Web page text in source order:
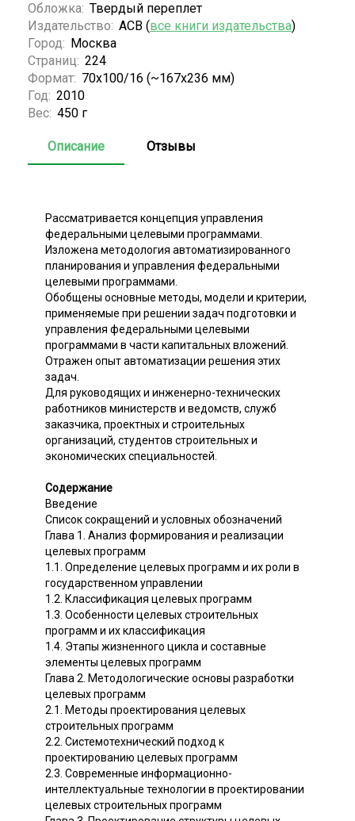
Обложка: Твердый переплет
Издательство: АСВ (все книги издательства)
Город: Москва
Страниц: 224
Формат: 70x100/16 (~167x236 мм)
Год: 2010
Вес: 450 г
Описание Отзывы
Рассматривается концепция управления
федеральными целевыми программами.
Изложена методология автоматизированного
планирования и управления федеральными
целевыми программами.
Обобщены основные методы, модели и критерии,
применяемые при решении задач подготовки и
управления федеральными целевыми
программами в части капитальных вложений.
Отражен опыт автоматизации решения этих
задач.
Для руководящих и инженерно-технических
работников министерств и ведомств, служб
заказчика, проектных и строительных
организаций, студентов строительных и
экономических специальностей.
Содержание
Введение
Список сокращений и условных обозначений
Глава 1. Анализ формирования и реализации
целевых программ
1.1. Определение целевых программ и их роли в
государственном управлении
1.2. Классификация целевых программ
1.3. Особенности целевых строительных
программ и их классификация
1.4. Этапы жизненного цикла и составные
элементы целевых программ
Глава 2. Методологические основы разработки
целевых программ
2.1. Методы проектирования целевых
строительных программ
2.2. Системотехнический подход к
проектированию целевых программ
2.3. Современные информационно-
интеллектуальные технологии в проектировании
целевых строительных программ